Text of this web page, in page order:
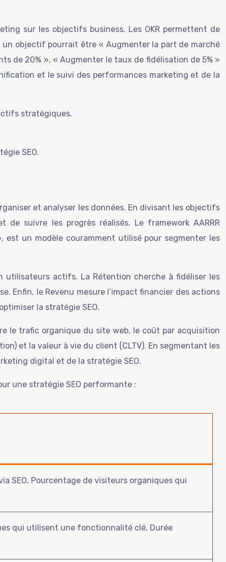
sur les objectifs business. Les OKR permettent de
un objectif pourrait être « Augmenter la part de marché
de 20% », « Augmenter le taux de fidélisation de 5% »
et le suivi des performances marketing et de la
stratégiques.
SEO.
et analyser les données. En divisant les objectifs
suivre les progrès réalisés. Le framework AARRR
est un modèle couramment utilisé pour segmenter les
utilisateurs actifs. La Rétention cherche à fidéliser les
Enfin, le Revenu mesure l’impact financier des actions
la stratégie SEO.
le trafic organique du site web, le coût par acquisition
et la valeur à vie du client (CLTV). En segmentant les
digital et de la stratégie SEO.
une stratégie SEO performante :
SEO, Pourcentage de visiteurs organiques qui
qui utilisent une fonctionnalité clé, Durée